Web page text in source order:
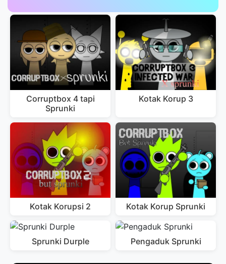
Corruptbox 4 tapi
Sprunki
Kotak Korup 3
Kotak Korupsi 2 Kotak Korup Sprunki
Sprunki Durple Pengaduk Sprunki